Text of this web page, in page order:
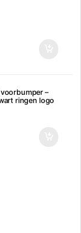
–
ringen logo